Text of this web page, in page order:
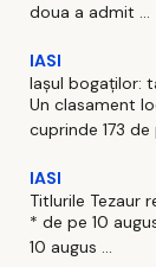
doua a admit ...
IASI
Iașul bogaților:
Un clasament
cuprinde 173 de
IASI
Titlurile Tezaur
* de pe 10
10 augus ...